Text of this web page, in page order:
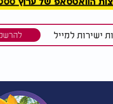
וחמלה, קל וחומר שאדם
לעיתים די
פשוט שעליו עומד העולם.
ישירות למייל